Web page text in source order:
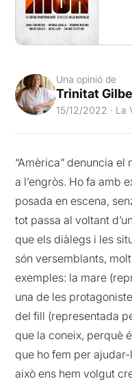
Una opinió de
Trinitat
15/12/2022 · La
“Amèrica” denuncia
a l’engròs. Ho fa amb
posada en escena,
tot passa al voltant
que els diàlegs i les
són versemblants,
exemples: la mare
una de les
del fill (representada
que la coneix, perquè
que ho fem per
això ens hem volgut